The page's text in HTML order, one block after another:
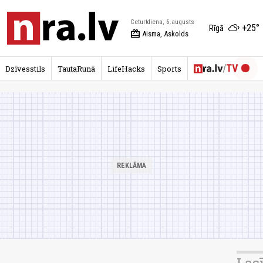
Ceturtdiena, 6.augusts
redeem Aisma, Askolds
Rīgā +25°
Dzīvesstils TautaRunā LifeHacks Sports